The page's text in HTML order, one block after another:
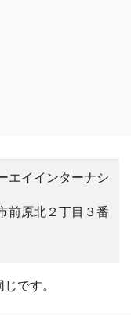
エイインターナシ
前原北２丁目３番
です。